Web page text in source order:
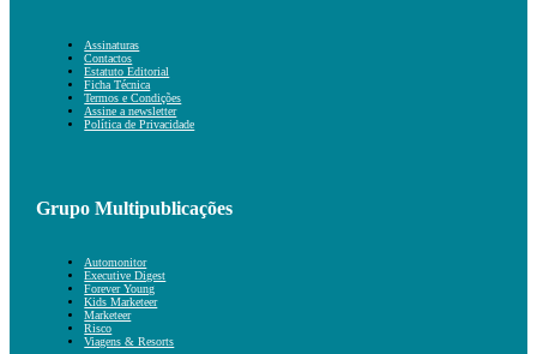
Assinaturas
Contactos
Estatuto Editorial
Ficha Técnica
Termos e Condições
Assine a newsletter
Política de Privacidade
Grupo Multipublicações
Automonitor
Executive Digest
Forever Young
Kids Marketeer
Marketeer
Risco
Viagens & Resorts